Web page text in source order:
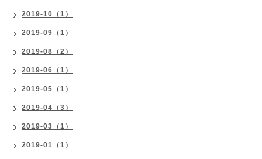
2019-10（1）
2019-09（1）
2019-08（2）
2019-06（1）
2019-05（1）
2019-04（3）
2019-03（1）
2019-01（1）